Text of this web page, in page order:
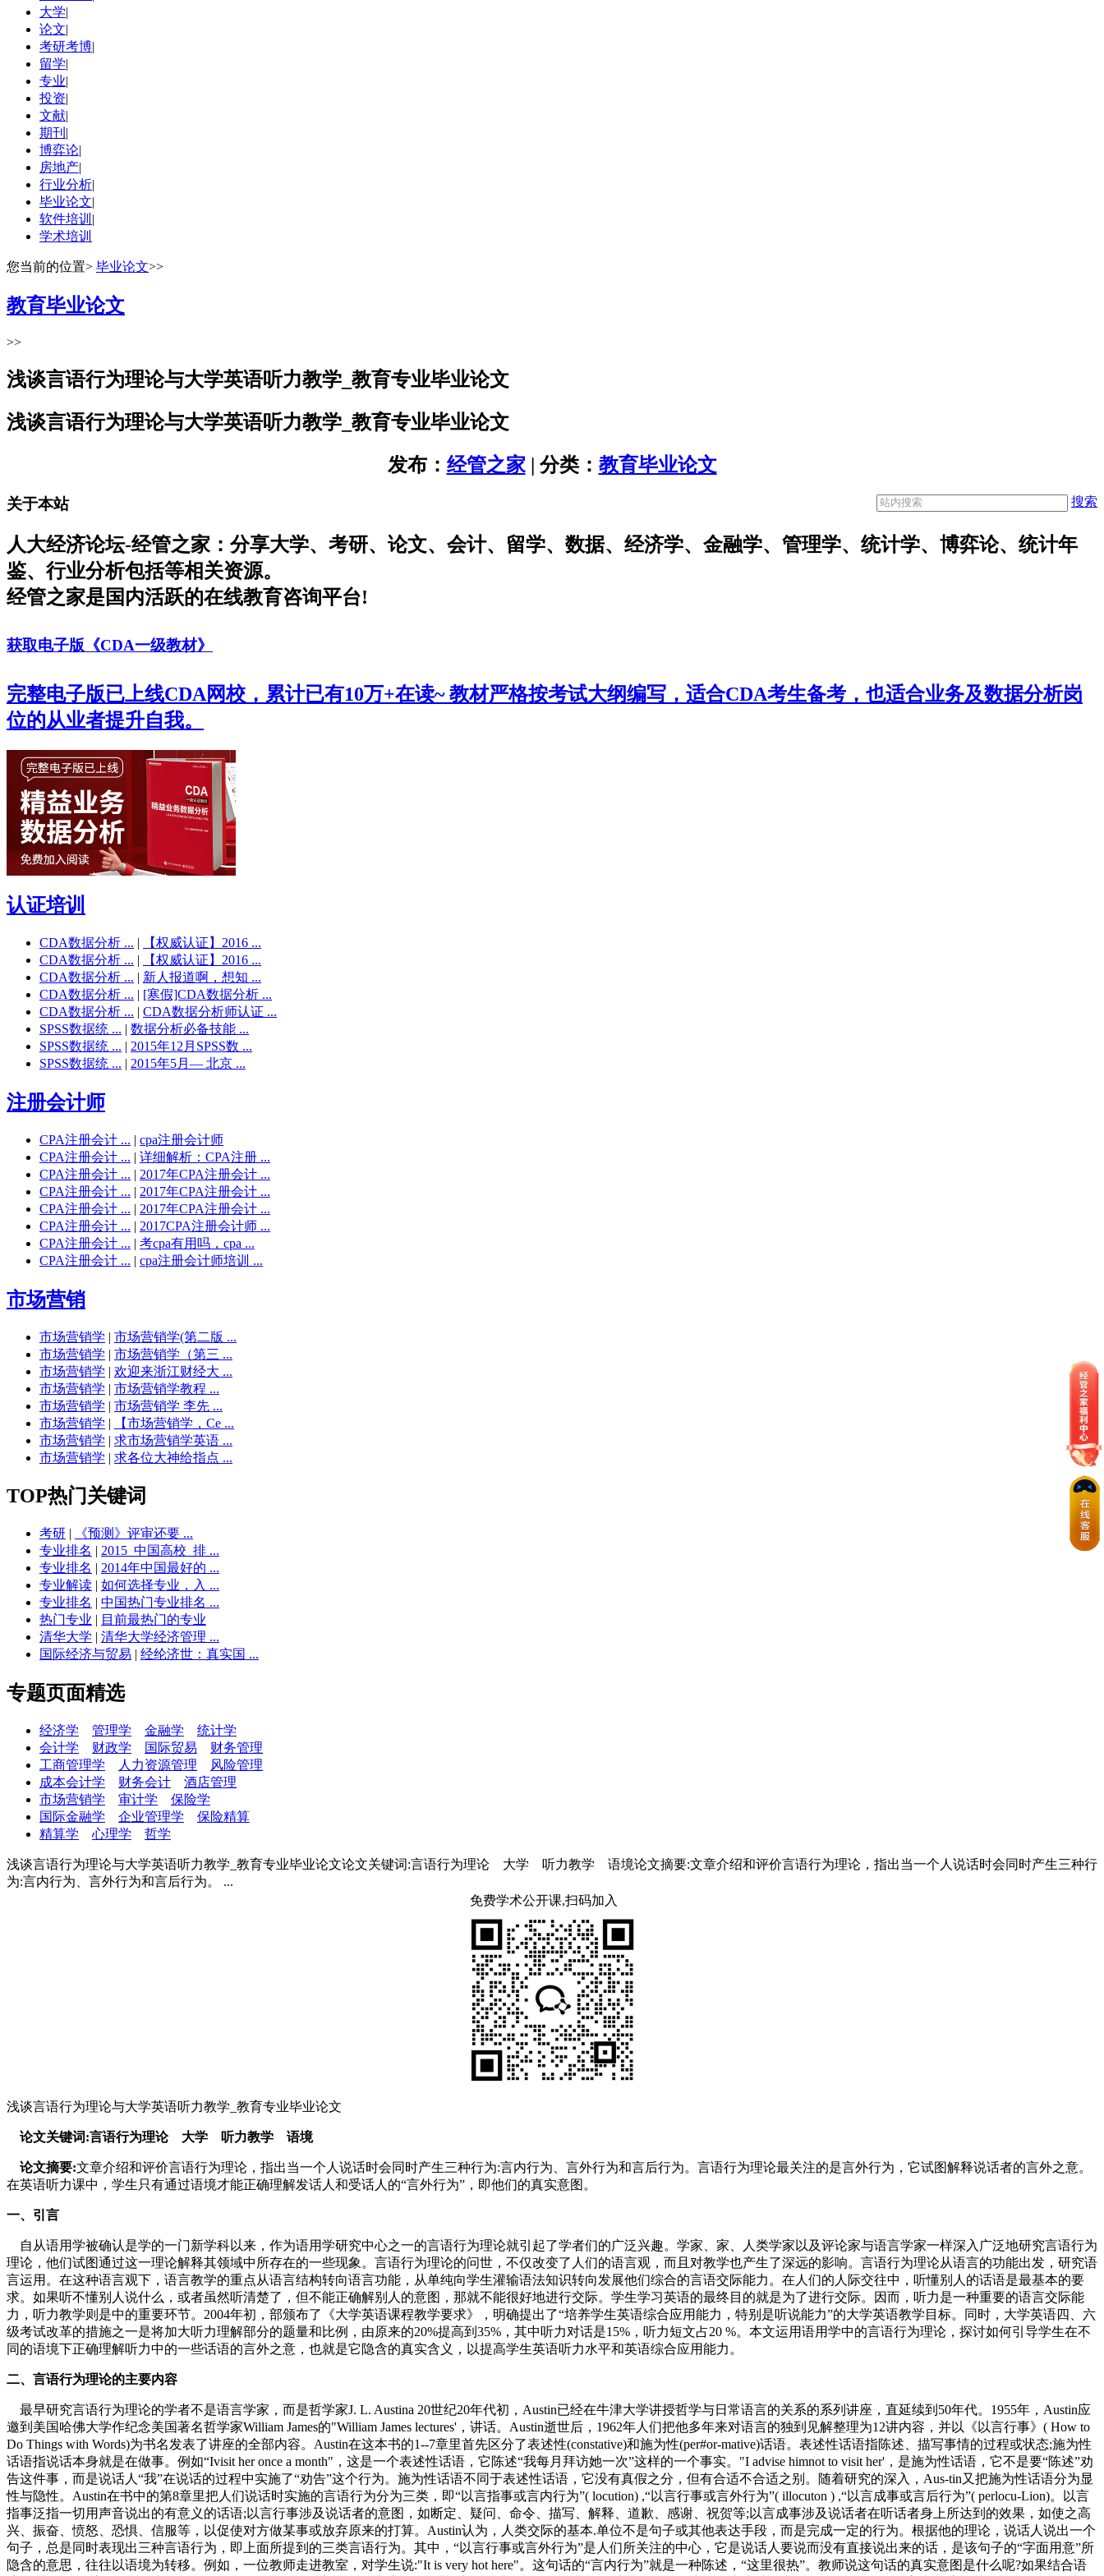
大学|
论文|
考研考博|
留学|
专业|
投资|
文献|
期刊 |
博弈论|
房地产|
行业分析|
毕业论文|
软件培训 |
学术培训
您当前的位置> 毕业论文>>
教育毕业论文
>>
浅谈言语行为理论与大学英语听力教学_教育专业毕业论文
浅谈言语行为理论与大学英语听力教学_教育专业毕业论文
发布： 经管之家 | 分类： 教育毕业论文
搜索
关于本站
人大经济论坛-经管之家：分享大学、考研、论文、会计、留学、数据、经济学、金融学、管理学、统计学、博弈论、统计年
鉴、行业分析包括等相关资源。
经管之家是国内活跃的在线教育咨询平台!
获取电子版《CDA一级教材》
完整电子版已上线CDA网校，累计已有10万+在读~ 教材严格按考试大纲编写，适合CDA考生备考，也适合业务及数据分析岗
位的从业者提升自我。
认证培训
CDA数据分析 ... |
【权威认证】2016 ...
CDA数据分析 ... |
【权威认证】2016 ...
CDA数据分析 ... | 新人报道啊，想知 ...
CDA数据分析 ... | [寒假]CDA数据分析 ...
CDA数据分析 ... | CDA数据分析师认证 ...
SPSS数据统 ... | 数据分析必备技能 ...
SPSS数据统 ... | 2015年12月SPSS数 ...
SPSS数据统 ... | 2015年5月— 北京 ...
注册会计师
CPA注册会计 ... | cpa注册会计师
CPA注册会计 ... | 详细解析：CPA注册 ...
CPA注册会计 ... | 2017年CPA注册会计 ...
CPA注册会计 ... | 2017年CPA注册会计 ...
CPA注册会计 ... | 2017年CPA注册会计 ...
CPA注册会计 ... | 2017CPA注册会计师 ...
CPA注册会计 ... | 考cpa有用吗，cpa ...
CPA注册会计 ... | cpa注册会计师培训 ...
市场营销
市场营销学 | 市场营销学(第二版 ...
市场营销学 | 市场营销学（第三 ...
市场营销学 | 欢迎来浙江财经大 ...
市场营销学 | 市场营销学教程 ...
市场营销学 | 市场营销学 李先 ...
市场营销学 |
【市场营销学，Ce ...
市场营销学 | 求市场营销学英语 ...
市场营销学 | 求各位大神给指点 ...
TOP热门关键词
考研 |
《预测》评审还要 ...
专业排名 | 2015_中国高校_排 ...
专业排名 | 2014年中国最好的 ...
专业解读 | 如何选择专业，入 ...
专业排名 | 中国热门专业排名 ...
热门专业 | 目前最热门的专业
清华大学 | 清华大学经济管理 ...
国际经济与贸易 | 经纶济世：真实国 ...
专题页面精选
经济学 管理学 金融学
统计学
会计学
财政学 国际贸易
财务管理
工商管理学
人力资源管理
风险管理
成本会计学
财务会计
酒店管理
市场营销学
审计学
保险学
国际金融学
企业管理学
保险精算
精算学
心理学 哲学
浅谈言语行为理论与大学英语听力教学_教育专业毕业论文论文关键词:言语行为理论 大学 听力教学 语境论文摘要:文章介绍和评价言语行为理论，指出当一个人说话时会同时产生三种行
为:言内行为、言外行为和言后行为。 ...
免费学术公开课,扫码加入
浅谈言语行为理论与大学英语听力教学_教育专业毕业论文
论文关键词:言语行为理论 大学 听力教学 语境
论文摘要:文章介绍和评价言语行为理论，指出当一个人说话时会同时产生三种行为:言内行为、言外行为和言后行为。言语行为理论最关注的是言外行为，它试图解释说话者的言外之意。
在英语听力课中，学生只有通过语境才能正确理解发话人和受话人的“言外行为”，即他们的真实意图。
一、引言
自从语用学被确认是学的一门新学科以来，作为语用学研究中心之一的言语行为理论就引起了学者们的广泛兴趣。学家、家、人类学家以及评论家与语言学家一样深入广泛地研究言语行为
理论，他们试图通过这一理论解释其领域中所存在的一些现象。言语行为理论的问世，不仅改变了人们的语言观，而且对教学也产生了深远的影响。言语行为理论从语言的功能出发，研究语
言运用。在这种语言观下，语言教学的重点从语言结构转向语言功能，从单纯向学生灌输语法知识转向发展他们综合的言语交际能力。在人们的人际交往中，听懂别人的话语是最基本的要
求。如果听不懂别人说什么，或者虽然听清楚了，但不能正确解别人的意图，那就不能很好地进行交际。学生学习英语的最终目的就是为了进行交际。因而，听力是一种重要的语言交际能
力，听力教学则是中的重要环节。2004年初，部颁布了《大学英语课程教学要求》，明确提出了“培养学生英语综合应用能力，特别是听说能力”的大学英语教学目标。同时，大学英语四、六
级考试改革的措施之一是将加大听力理解部分的题量和比例，由原来的20%提高到35%，其中听力对话是15%，听力短文占20 %。本文运用语用学中的言语行为理论，探讨如何引导学生在不
同的语境下正确理解听力中的一些话语的言外之意，也就是它隐含的真实含义，以提高学生英语听力水平和英语综合应用能力。
二、言语行为理论的主要内容
最早研究言语行为理论的学者不是语言学家，而是哲学家J. L. Austina 20世纪20年代初，Austin已经在牛津大学讲授哲学与日常语言的关系的系列讲座，直延续到50年代。1955年，Austin应
邀到美国哈佛大学作纪念美国著名哲学家William James的"William James lectures'，讲话。Austin逝世后，1962年人们把他多年来对语言的独到见解整理为12讲内容，并以《以言行事》( How to
Do Things with Words)为书名发表了讲座的全部内容。Austin在这本书的1--7章里首先区分了表述性(constative)和施为性(per#or-mative)话语。表述性话语指陈述、描写事情的过程或状态;施为性
话语指说话本身就是在做事。例如“Ivisit her once a month"，这是一个表述性话语，它陈述“我每月拜访她一次”这样的一个事实。"I advise himnot to visit her'，是施为性话语，它不是要“陈述”劝
告这件事，而是说话人“我”在说话的过程中实施了“劝告”这个行为。施为性话语不同于表述性话语，它没有真假之分，但有合适不合适之别。随着研究的深入，Aus-tin又把施为性话语分为显
性与隐性。Austin在书中的第8章里把人们说话时实施的言语行为分为三类，即“以言指事或言内行为”( locution) ,“以言行事或言外行为”( illocuton ) ,“以言成事或言后行为”( perlocu-Lion)。以言
指事泛指一切用声音说出的有意义的话语;以言行事涉及说话者的意图，如断定、疑问、命令、描写、解释、道歉、感谢、祝贺等;以言成事涉及说话者在听话者身上所达到的效果，如使之高
兴、振奋、愤怒、恐惧、信服等，以促使对方做某事或放弃原来的打算。Austin认为，人类交际的基本.单位不是句子或其他表达手段，而是完成一定的行为。根据他的理论，说话人说出一个
句子，总是同时表现出三种言语行为，即上面所提到的三类言语行为。其中，“以言行事或言外行为”是人们所关注的中心，它是说话人要说而没有直接说出来的话，是该句子的“字面用意”所
隐含的意思，往往以语境为转移。例如，一位教师走进教室，对学生说:"It is very hot here"。这句话的“言内行为”就是一种陈述，“这里很热”。教师说这句话的真实意图是什么呢?如果结合语